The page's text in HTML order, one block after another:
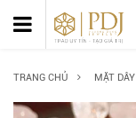
TRANG CHỦ MẶT